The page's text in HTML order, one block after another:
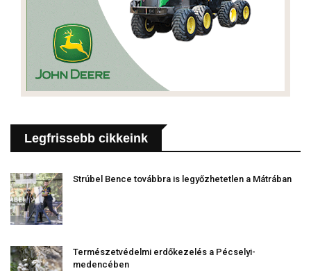
Legfrissebb cikkeink
Strúbel Bence továbbra is legyőzhetetlen a Mátrában
Természetvédelmi erdőkezelés a Pécselyi-
medencében